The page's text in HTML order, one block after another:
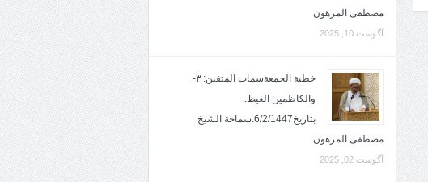
مصطفى المرهون
آگوست 10, 2025
خطبة الجمعةسمات المتقين: ٣-
والكاظمين الغيظ.
بتاريخ6/2/1447.سماحة الشيخ
مصطفى المرهون
آگوست 02, 2025